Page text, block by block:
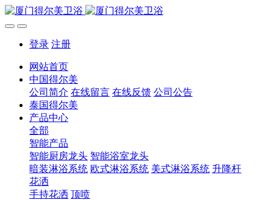
登录 注册
网站首页
中国得尔美
公司简介 在线留言 在线反馈 公司公告
泰国得尔美
产品中心
全部
智能产品
智能厨房龙头 智能浴室龙头
暗装淋浴系统 欧式淋浴系统 美式淋浴系统 升降杆
花洒
手持花洒 顶喷